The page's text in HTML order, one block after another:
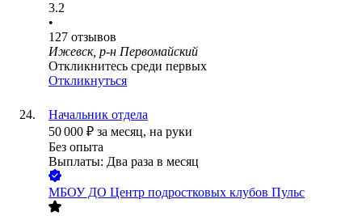
3.2
•
127 отзывов
Ижевск, р-н Первомайский
Откликнитесь среди первых
Откликнуться
Начальник отдела
50 000 ₽ за месяц, на руки
Без опыта
Выплаты: Два раза в месяц
МБОУ ДО Центр подростковых клубов Пульс